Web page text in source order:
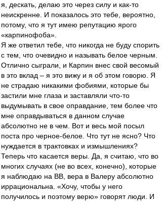
я, дескать, делаю это через силу и как-то
неискренне. И показалось это тебе, вероятно,
потому, что я тут имею репутацию ярого
«карпинофоба».
Я же ответил тебе, что никогда не буду спорить
с тем, что очевидно и называть белое черным.
Отлично сыграли, и Карпин внес свой весомый
в это вклад – я это вижу и я об этом говорю. Я
не страдаю никакими фобиями, которые бы
застили мне глаза и заставляли что-то
выдумывать в свое оправдание, тем более что
мне оправдываться в данном случае
абсолютно не в чем. Вот и весь мой посыл
поста про черное-белое. Что тут не ясно? Что
нуждается в трактовках и измышлениях?
Теперь что касается веры. Да, я считаю, что во
многих случаях (не во всех, конечно), которые
я наблюдаю на ВВ, вера в Валеру абсолютно
иррациональна. «Хочу, чтобы у него
получилось и поэтому верю» говорят люди. И